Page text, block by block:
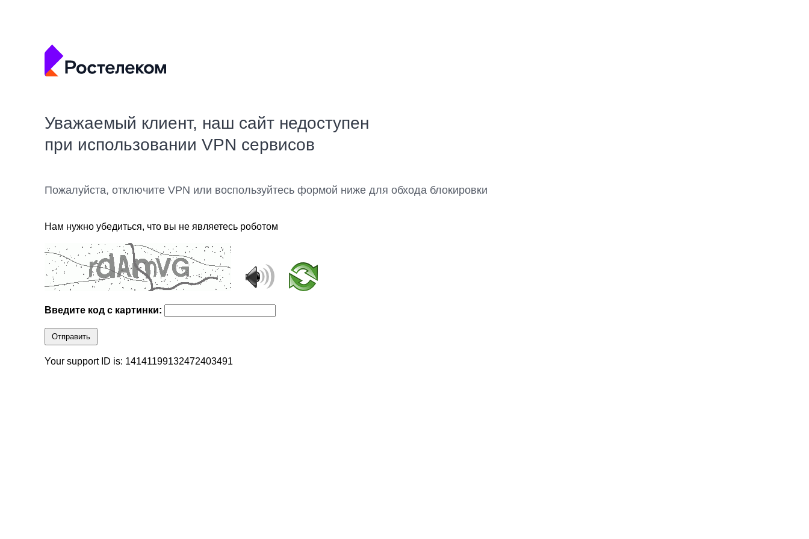
Уважаемый клиент, наш сайт недоступен
при использовании VPN сервисов
Пожалуйста, отключите VPN или воспользуйтесь формой ниже для обхода блокировки
Нам нужно убедиться, что вы не являетесь роботом
Введите код с картинки:
Отправить
Your support ID is: 14141199132472403491